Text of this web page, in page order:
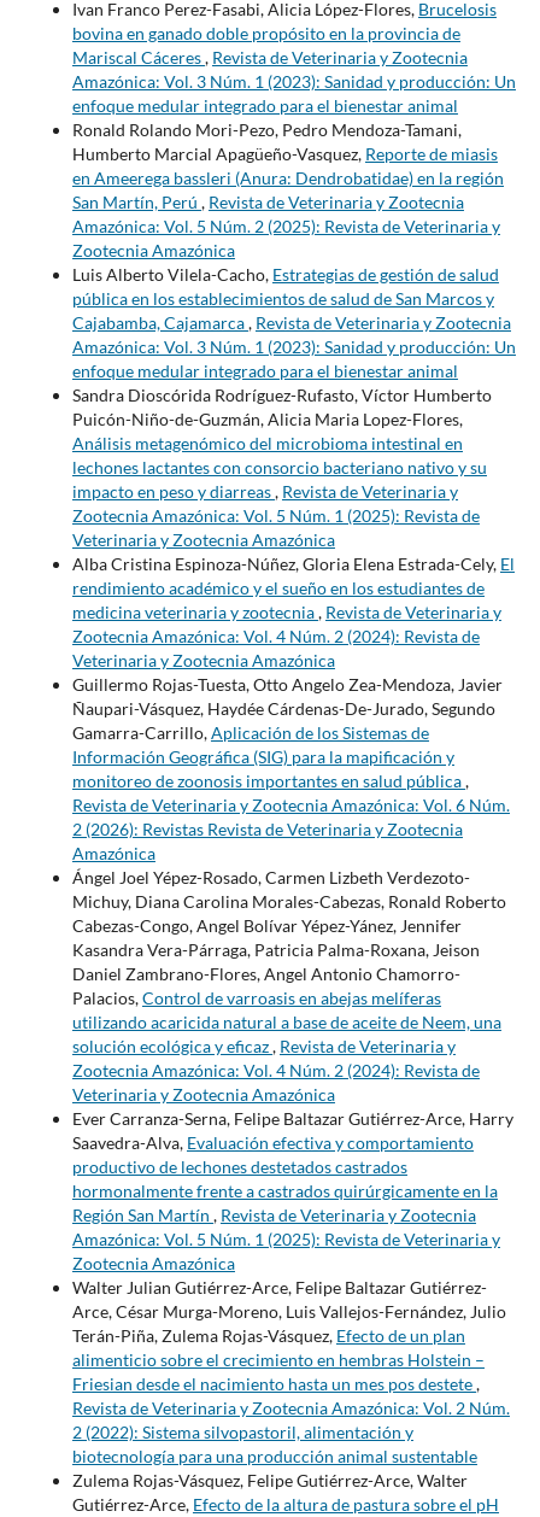
Ivan Franco Perez-Fasabi, Alicia López-Flores, Brucelosis
bovina en ganado doble propósito en la provincia de
Mariscal Cáceres, Revista de Veterinaria y Zootecnia
Amazónica: Vol. 3 Núm. 1 (2023): Sanidad y producción: Un
enfoque medular integrado para el bienestar animal
Ronald Rolando Mori-Pezo, Pedro Mendoza-Tamani,
Humberto Marcial Apagüeño-Vasquez, Reporte de miasis
en Ameerega bassleri (Anura: Dendrobatidae) en la región
San Martín, Perú , Revista de Veterinaria y Zootecnia
Amazónica: Vol. 5 Núm. 2 (2025): Revista de Veterinaria y
Zootecnia Amazónica
Luis Alberto Vilela-Cacho, Estrategias de gestión de salud
pública en los establecimientos de salud de San Marcos y
Cajabamba, Cajamarca, Revista de Veterinaria y Zootecnia
Amazónica: Vol. 3 Núm. 1 (2023): Sanidad y producción: Un
enfoque medular integrado para el bienestar animal
Sandra Dioscórida Rodríguez-Rufasto, Víctor Humberto
Puicón-Niño-de-Guzmán, Alicia Maria Lopez-Flores,
Análisis metagenómico del microbioma intestinal en
lechones lactantes con consorcio bacteriano nativo y su
impacto en peso y diarreas, Revista de Veterinaria y
Zootecnia Amazónica: Vol. 5 Núm. 1 (2025): Revista de
Veterinaria y Zootecnia Amazónica
Alba Cristina Espinoza-Núñez, Gloria Elena Estrada-Cely, El
rendimiento académico y el sueño en los estudiantes de
medicina veterinaria y zootecnia, Revista de Veterinaria y
Zootecnia Amazónica: Vol. 4 Núm. 2 (2024): Revista de
Veterinaria y Zootecnia Amazónica
Guillermo Rojas-Tuesta, Otto Angelo Zea-Mendoza, Javier
Ñaupari-Vásquez, Haydée Cárdenas-De-Jurado, Segundo
Gamarra-Carrillo,Aplicación de los Sistemas de
Información Geográfica (SIG) para la mapificación y
monitoreo de zoonosis importantes en salud pública,
Revista de Veterinaria y Zootecnia Amazónica: Vol. 6 Núm.
2 (2026): Revistas Revista de Veterinaria y Zootecnia
Amazónica
Ángel Joel Yépez-Rosado, Carmen Lizbeth Verdezoto-
Michuy, Diana Carolina Morales-Cabezas, Ronald Roberto
Cabezas-Congo, Angel Bolívar Yépez-Yánez, Jennifer
Kasandra Vera-Párraga, Patricia Palma-Roxana, Jeison
Daniel Zambrano-Flores, Angel Antonio Chamorro-
Palacios,Control de varroasis en abejas melíferas
utilizando acaricida natural a base de aceite de Neem, una
solución ecológica y eficaz, Revista de Veterinaria y
Zootecnia Amazónica: Vol. 4 Núm. 2 (2024): Revista de
Veterinaria y Zootecnia Amazónica
Ever Carranza-Serna, Felipe Baltazar Gutiérrez-Arce, Harry
Saavedra-Alva, Evaluación efectiva y comportamiento
productivo de lechones destetados castrados
hormonalmente frente a castrados quirúrgicamente en la
Región San Martín , Revista de Veterinaria y Zootecnia
Amazónica: Vol. 5 Núm. 1 (2025): Revista de Veterinaria y
Zootecnia Amazónica
Walter Julian Gutiérrez-Arce, Felipe Baltazar Gutiérrez-
Arce, César Murga-Moreno, Luis Vallejos-Fernández, Julio
Terán-Piña, Zulema Rojas-Vásquez, Efecto de un plan
alimenticio sobre el crecimiento en hembras Holstein –
Friesian desde el nacimiento hasta un mes pos destete,
Revista de Veterinaria y Zootecnia Amazónica: Vol. 2 Núm.
2 (2022): Sistema silvopastoril, alimentación y
biotecnología para una producción animal sustentable
Zulema Rojas-Vásquez, Felipe Gutiérrez-Arce, Walter
Gutiérrez-Arce, Efecto de la altura de pastura sobre el pH